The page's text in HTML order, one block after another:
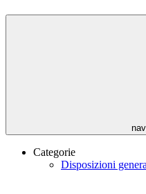
Categorie
Disposizioni